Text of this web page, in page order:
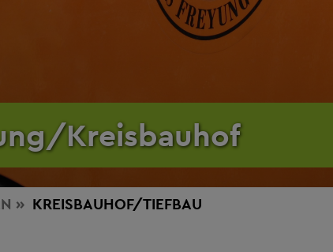
Kreisbauhof
KREISBAUHOF/TIEFBAU